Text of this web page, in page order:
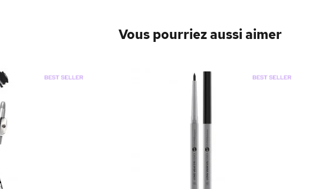
Vous pourriez aussi aimer